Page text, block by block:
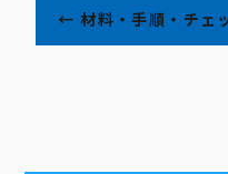
← 材料・手順・チェ